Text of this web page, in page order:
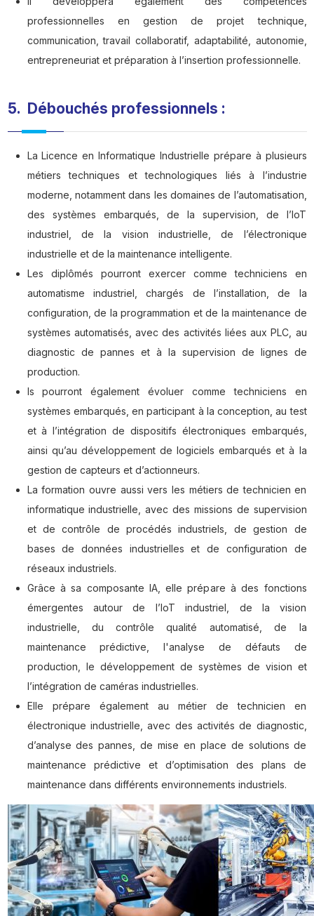
professionnelles en gestion de projet technique,
communication, travail collaboratif, adaptabilité, autonomie,
entrepreneuriat et préparation à l’insertion professionnelle.
5. Débouchés professionnels :
La Licence en Informatique Industrielle prépare à plusieurs
métiers techniques et technologiques liés à l’industrie
moderne, notamment dans les domaines de l’automatisation,
des systèmes embarqués, de la supervision, de l’IoT
industriel, de la vision industrielle, de l’électronique
industrielle et de la maintenance intelligente.
Les diplômés pourront exercer comme techniciens en
automatisme industriel, chargés de l’installation, de la
configuration, de la programmation et de la maintenance de
systèmes automatisés, avec des activités liées aux PLC, au
diagnostic de pannes et à la supervision de lignes de
production.
ls pourront également évoluer comme techniciens en
systèmes embarqués, en participant à la conception, au test
et à l’intégration de dispositifs électroniques embarqués,
ainsi qu’au développement de logiciels embarqués et à la
gestion de capteurs et d’actionneurs.
La formation ouvre aussi vers les métiers de technicien en
informatique industrielle, avec des missions de supervision
et de contrôle de procédés industriels, de gestion de
bases de données industrielles et de configuration de
réseaux industriels.
Grâce à sa composante IA, elle prépare à des fonctions
émergentes autour de l’IoT industriel, de la vision
industrielle, du contrôle qualité automatisé, de la
maintenance prédictive, l'analyse de défauts de
production, le développement de systèmes de vision et
l’intégration de caméras industrielles.
Elle prépare également au métier de technicien en
électronique industrielle, avec des activités de diagnostic,
d’analyse des pannes, de mise en place de solutions de
maintenance prédictive et d’optimisation des plans de
maintenance dans différents environnements industriels.